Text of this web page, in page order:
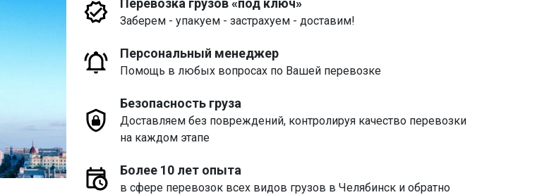
Перевозка грузов «под ключ»
Заберем - упакуем - застрахуем - доставим!
Персональный менеджер
Помощь в любых вопросах по Вашей перевозке
Безопасность груза
Доставляем без повреждений, контролируя качество перевозки
на каждом этапе
Более 10 лет опыта
в сфере перевозок всех видов грузов в Челябинск и обратно